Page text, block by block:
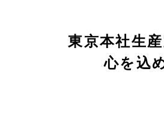
東京本社生
心を込